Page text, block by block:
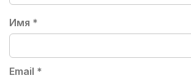
Имя *
Email *